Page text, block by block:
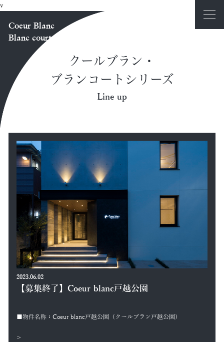
v
Coeur Blanc
Blanc court
クールブラン・
ブランコートシリーズ
Line up
2023.06.02
【募集終了】Coeur blanc戸越公園
■物件名称：Coeur blanc戸越公園（クールブラン戸越公園）
>